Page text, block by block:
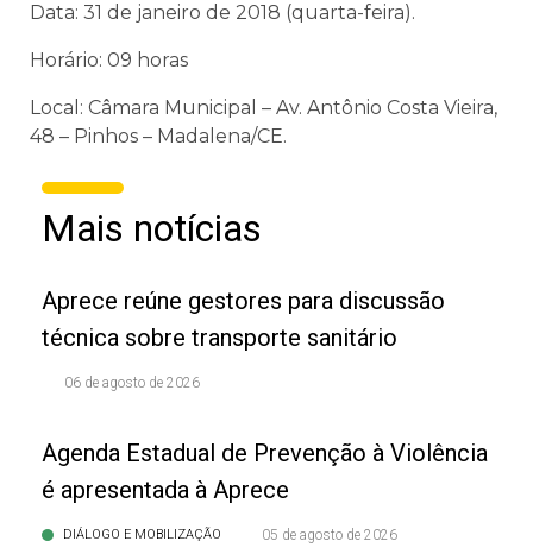
Data: 31 de janeiro de 2018 (quarta-feira).
Horário: 09 horas
Local: Câmara Municipal – Av. Antônio Costa Vieira,
48 – Pinhos – Madalena/CE.
Mais notícias
Aprece reúne gestores para discussão
técnica sobre transporte sanitário
06 de agosto de 2026
Agenda Estadual de Prevenção à Violência
é apresentada à Aprece
DIÁLOGO E MOBILIZAÇÃO 05 de agosto de 2026